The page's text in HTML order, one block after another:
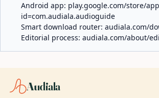
Android app: play.google.com/store/
id=com.audiala.audioguide
Smart download router: audiala.com/
Editorial process: audiala.com/about/
Audiala